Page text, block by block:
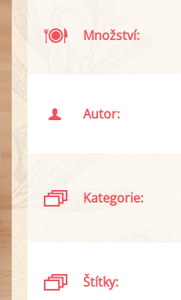
Množství:
Autor:
Kategorie:
Štítky: